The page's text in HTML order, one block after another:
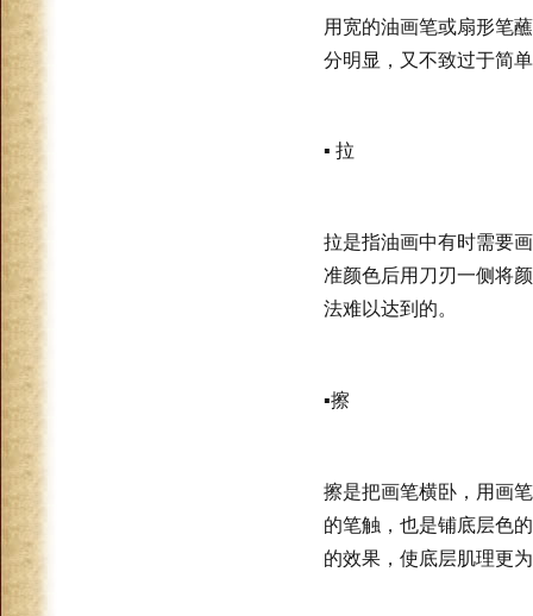
用宽的油画笔或扇形笔
分明显，又不致过于简
▪ 拉
拉是指油画中有时需要
准颜色后用刀刃一侧将
法难以达到的。
▪擦
擦是把画笔横卧，用画
的笔触，也是铺底层色
的效果，使底层肌理更